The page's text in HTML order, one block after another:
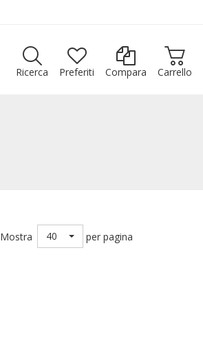
Ricerca
Preferiti Compara Carrello
Mostra 40 per pagina